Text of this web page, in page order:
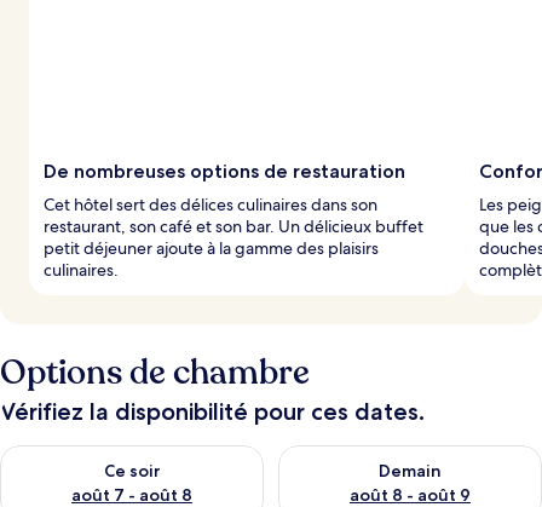
De nombreuses options de restauration
Cet hôtel sert des délices culinaires dans son
restaurant, son café et son bar. Un délicieux buffet
petit déjeuner ajoute à la gamme des plaisirs
culinaires.
Les
que les
Options de chambre
Vérifiez la disponibilité pour ces dates.
Ce soir
août 7 - août 8
Vérifier la disponibilité pour ce soir août 7 - août 8
Demain
août 8 - août 9
Vérifier la disponibilité pour